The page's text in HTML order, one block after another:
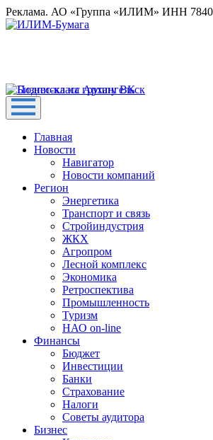
Реклама. АО «Группа «ИЛИМ» ИНН
Главная
Новости
Навигатор
Новости компаний
Регион
Энергетика
Транспорт и связь
Стройиндустрия
ЖКХ
Агропром
Лесной комплекс
Экономика
Ретроспектива
Промышленность
Туризм
НАО on-line
Финансы
Бюджет
Инвестиции
Банки
Страхование
Налоги
Советы аудитора
Бизнес